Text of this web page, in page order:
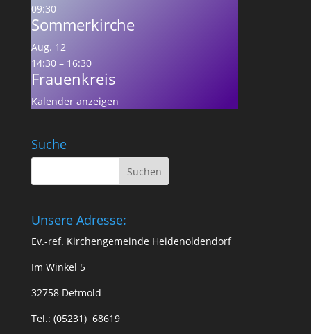
09:30
Sommerkirche
Aug. 12
14:30– 16:30
Frauenkreis
Kalender anzeigen
Suche
Unsere Adresse:
Ev.-ref. Kirchengemeinde Heidenoldendorf
Im Winkel 5
32758 Detmold
Tel.: (05231) 68619